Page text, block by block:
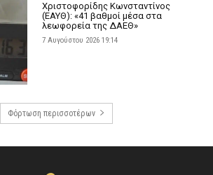
Χριστοφορίδης Κωνσταντίνος
(ΕΑΥΘ): «41 βαθμοί μέσα στα
λεωφορεία της ΔΑΕΘ»
7 Αυγούστου 2026 19:14
Φόρτωση περισσοτέρων